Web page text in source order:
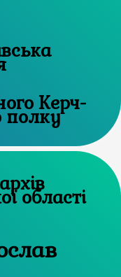
Керч-
полку
області